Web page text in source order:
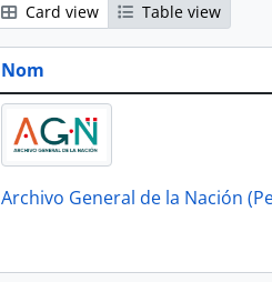
Card view Table view
Nom
Archivo General de la Nación